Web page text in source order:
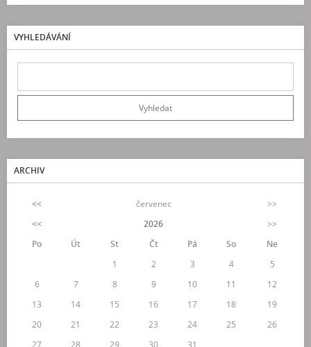
VYHLEDÁVÁNÍ
ARCHIV
<< červenec
>>
<<
2026
>>
Po
Út St Čt Pá So
Ne
1
2 3 4
5
6
7 8 9 10 11
12
13
14 15 16 17 18
19
20
21 22 23 24 25
26
27
28 29 30 31